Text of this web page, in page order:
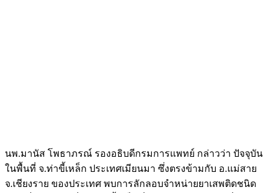
นพ.มานัส โพธาภรณ์ รองอธิบดีกรมการแพทย์ กล่าวว่า ปัจจุบัน
ในพื้นที่ จ.ท่าขี้เหล็ก ประเทศเมียนมา ซึ่งตรงข้ามกับ อ.แม่สาย
จ.เชียงราย ของประเทศ พบการลักลอบจำหน่ายยาเสพติดชนิด